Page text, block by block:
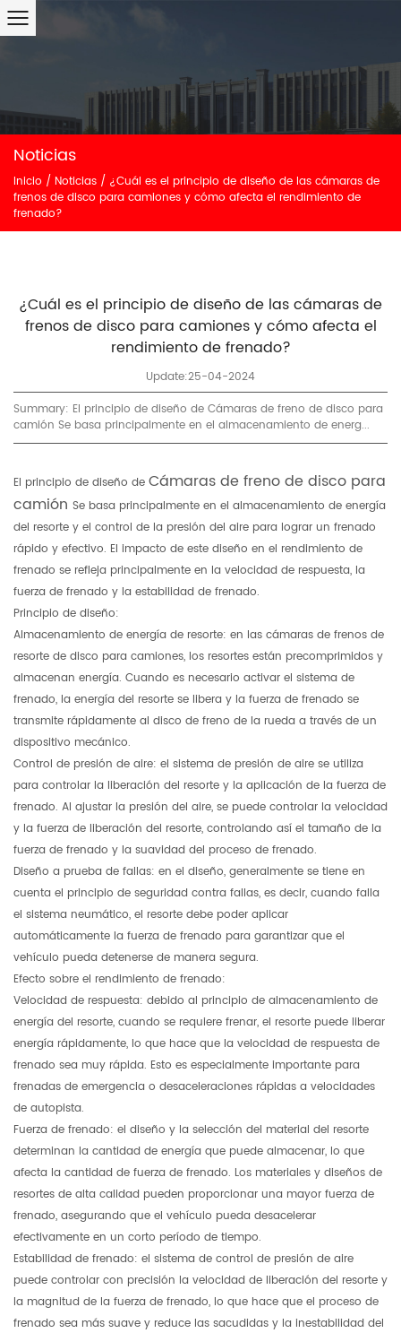
Noticias
Inicio / Noticias / ¿Cuál es el principio de diseño de las cámaras de
frenos de disco para camiones y cómo afecta el rendimiento de
frenado?
¿Cuál es el principio de diseño de las cámaras de
frenos de disco para camiones y cómo afecta el
rendimiento de frenado?
Update:25-04-2024
Summary: El principio de diseño de Cámaras de freno de disco para
camión Se basa principalmente en el almacenamiento de energ...
El principio de diseño de Cámaras de freno de disco para
camión Se basa principalmente en el almacenamiento de energía
del resorte y el control de la presión del aire para lograr un frenado
rápido y efectivo. El impacto de este diseño en el rendimiento de
frenado se refleja principalmente en la velocidad de respuesta, la
fuerza de frenado y la estabilidad de frenado.
Principio de diseño:
Almacenamiento de energía de resorte: en las cámaras de frenos de
resorte de disco para camiones, los resortes están precomprimidos y
almacenan energía. Cuando es necesario activar el sistema de
frenado, la energía del resorte se libera y la fuerza de frenado se
transmite rápidamente al disco de freno de la rueda a través de un
dispositivo mecánico.
Control de presión de aire: el sistema de presión de aire se utiliza
para controlar la liberación del resorte y la aplicación de la fuerza de
frenado. Al ajustar la presión del aire, se puede controlar la velocidad
y la fuerza de liberación del resorte, controlando así el tamaño de la
fuerza de frenado y la suavidad del proceso de frenado.
Diseño a prueba de fallas: en el diseño, generalmente se tiene en
cuenta el principio de seguridad contra fallas, es decir, cuando falla
el sistema neumático, el resorte debe poder aplicar
automáticamente la fuerza de frenado para garantizar que el
vehículo pueda detenerse de manera segura.
Efecto sobre el rendimiento de frenado:
Velocidad de respuesta: debido al principio de almacenamiento de
energía del resorte, cuando se requiere frenar, el resorte puede liberar
energía rápidamente, lo que hace que la velocidad de respuesta de
frenado sea muy rápida. Esto es especialmente importante para
frenadas de emergencia o desaceleraciones rápidas a velocidades
de autopista.
Fuerza de frenado: el diseño y la selección del material del resorte
determinan la cantidad de energía que puede almacenar, lo que
afecta la cantidad de fuerza de frenado. Los materiales y diseños de
resortes de alta calidad pueden proporcionar una mayor fuerza de
frenado, asegurando que el vehículo pueda desacelerar
efectivamente en un corto período de tiempo.
Estabilidad de frenado: el sistema de control de presión de aire
puede controlar con precisión la velocidad de liberación del resorte y
la magnitud de la fuerza de frenado, lo que hace que el proceso de
frenado sea más suave y reduce las sacudidas y la inestabilidad del